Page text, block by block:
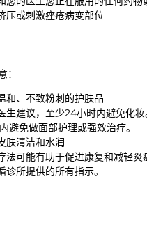
压或刺激痤疮病变部位
：
和、不致粉刺的护肤品
生建议，至少24小时内避免化妆
避免做面部护理或强效治疗。
肤清洁和水润
法可能有助于促进康复和减轻炎
诊所提供的所有指示。